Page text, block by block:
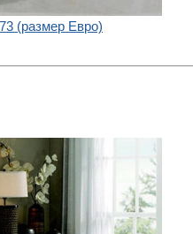
(размер Евро)